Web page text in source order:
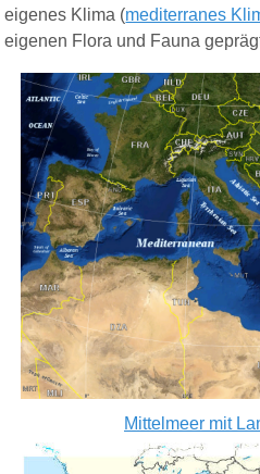
eigenes Klima (mediterranes
eigenen Flora und Fauna
Mittelmeer mit